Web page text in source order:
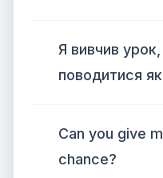
Я вивчив
поводитися
Can you give
chance?